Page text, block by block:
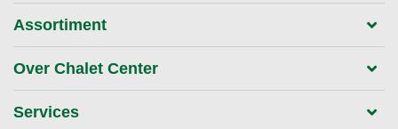
Assortiment
Over Chalet Center
Services